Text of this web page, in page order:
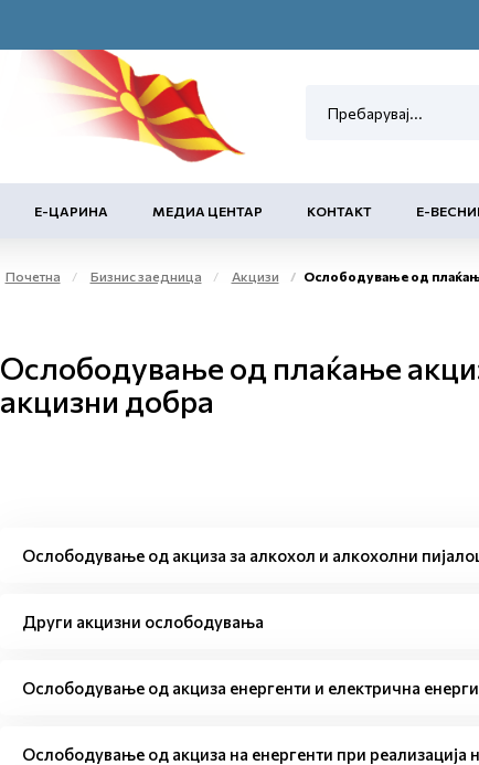
Е-ЦАРИНА МЕДИА ЦЕНТАР КОНТАКТ Е-
Почетна Бизнис заедница Акцизи Ослободување од плаќање акциза и повластено
Ослободување од плаќање
акцизни добра
Ослободување од акциза за алкохол и алкохолни
Други акцизни ослободувања
Ослободување од акциза енергенти и електрична
Ослободување од акциза на енергенти при реализација